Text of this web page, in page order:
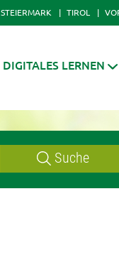
STEIERMARK TIROL
DIGITALES LERNEN
Suche